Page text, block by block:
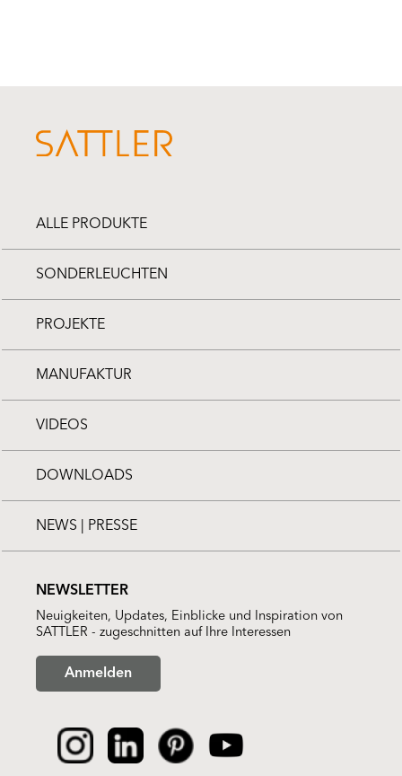
ALLE PRODUKTE
SONDERLEUCHTEN
PROJEKTE
MANUFAKTUR
VIDEOS
DOWNLOADS
NEWS | PRESSE
NEWSLETTER
Neuigkeiten, Updates, Einblicke und Inspiration von
SATTLER - zugeschnitten auf Ihre Interessen
Anmelden